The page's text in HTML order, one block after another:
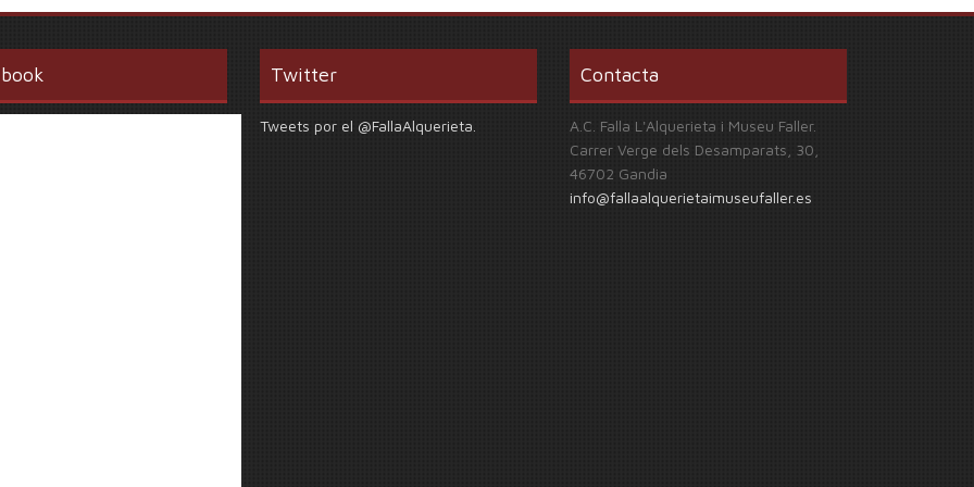
Twitter
Tweets por el @FallaAlquerieta.
Contacta
A.C. Falla L'Alquerieta i Museu Faller.
Carrer Verge dels Desamparats, 30,
46702 Gandia
info@fallaalquerietaimuseufaller.es